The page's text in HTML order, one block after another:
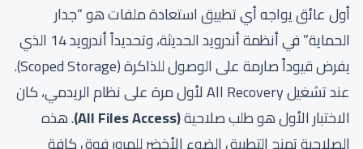
أول عائق يواجه أي تطبيق استعادة ملفات هو “جدار
الحماية” في أنظمة أندرويد الحديثة، وتحديداً أندرويد 14 الذي
يفرض قيوداً صارمة على الوصول للذاكرة (Scoped Storage).
عند تشغيل All Recovery لأول مرة على نظام الريدمي، كان
الاختبار الأول هو طلب صلاحية(All Files Access)
. هذه